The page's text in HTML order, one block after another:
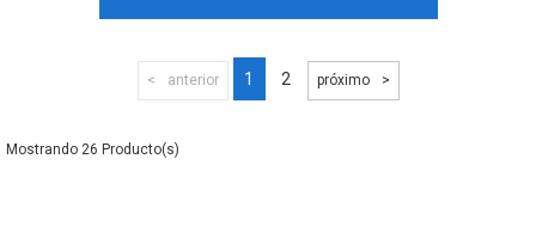
anterior 1 2 próximo
26